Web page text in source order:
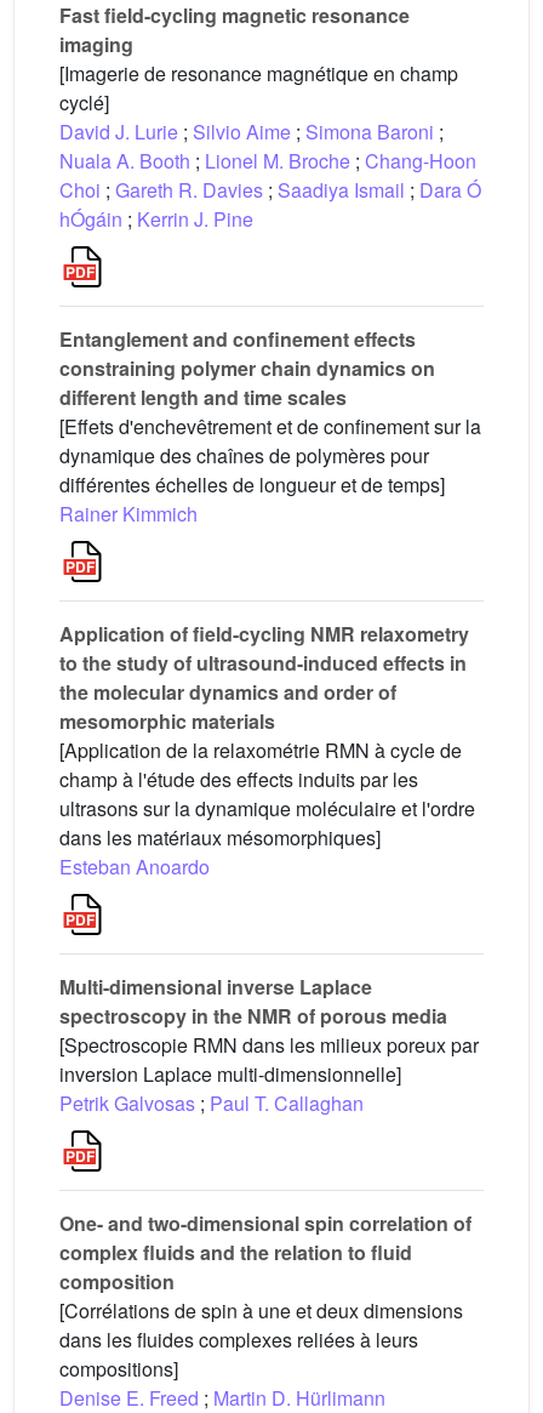
Fast field-cycling magnetic resonance
imaging
[Imagerie de resonance magnétique en champ
cyclé]
David J. Lurie ; Silvio Aime ; Simona Baroni ;
Nuala A. Booth ; Lionel M. Broche ; Chang-Hoon
Choi ; Gareth R. Davies ; Saadiya Ismail ; Dara Ó
hÓgáin ; Kerrin J. Pine
Entanglement and confinement effects
constraining polymer chain dynamics on
different length and time scales
[Effets d'enchevêtrement et de confinement sur la
dynamique des chaînes de polymères pour
différentes échelles de longueur et de temps]
Rainer Kimmich
Application of field-cycling NMR relaxometry
to the study of ultrasound-induced effects in
the molecular dynamics and order of
mesomorphic materials
[Application de la relaxométrie RMN à cycle de
champ à l'étude des effects induits par les
ultrasons sur la dynamique moléculaire et l'ordre
dans les matériaux mésomorphiques]
Esteban Anoardo
Multi-dimensional inverse Laplace
spectroscopy in the NMR of porous media
[Spectroscopie RMN dans les milieux poreux par
inversion Laplace multi-dimensionnelle]
Petrik Galvosas ; Paul T. Callaghan
One- and two-dimensional spin correlation of
complex fluids and the relation to fluid
composition
[Corrélations de spin à une et deux dimensions
dans les fluides complexes reliées à leurs
compositions]
Denise E. Freed ; Martin D. Hürlimann